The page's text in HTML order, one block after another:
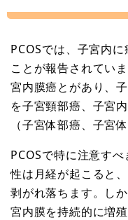
PCOSでは、子宮内
ことが報告されてい
宮内膜癌とがあり、
を子宮頸部癌、子宮
（子宮体部癌、子宮
PCOSで特に注意す
性は月経が起こると
剥がれ落ちます。し
宮内膜を持続的に増